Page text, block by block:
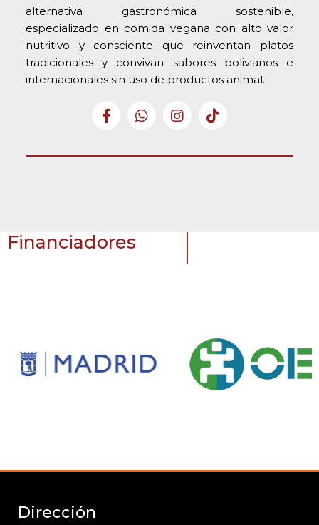
alternativa gastronómica sostenible,
especializado en comida vegana con alto valor
nutritivo y consciente que reinventan platos
tradicionales y convivan sabores bolivianos e
internacionales sin uso de productos animal.
Financiadores
Dirección